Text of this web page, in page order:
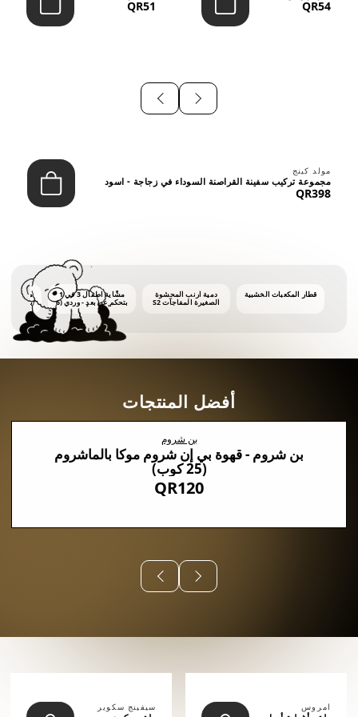
QR54
QR51
مولد كينج
مجموعة تركيب سفينة القراصنة السوداء في زجاجة - اسود
QR398
قطار المكعبات الخشبية
دمية أرنب المحشوة
الصغيرة المفاجآت S2
مشّاية أطفال 3 في 1
بتحكم عن بعد - وردي (6
أشهر فأكثر)
ماكينة
أفضل المنتجات
بن شروم
بن شروم - قهوة بي إن شروم موكا بالماشروم
(25 كوب)
QR120
امروس سيفينج سكوير